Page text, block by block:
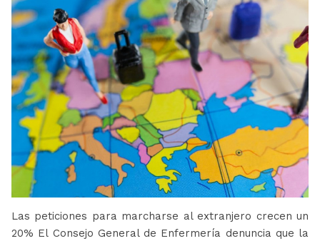
Las peticiones para marcharse al extranjero crecen un
20% El Consejo General de Enfermería denuncia que la